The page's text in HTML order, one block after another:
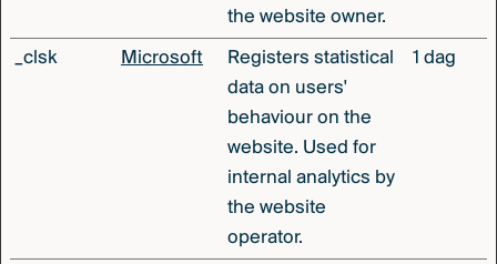
the website owner.
_clsk Microsoft
Registers statistical
data on users'
behaviour on the
website. Used for
internal analytics by
the website
operator.
1 dag